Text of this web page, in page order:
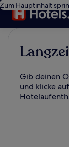
Zum Hauptinhalt
Gib deinen
und klicke